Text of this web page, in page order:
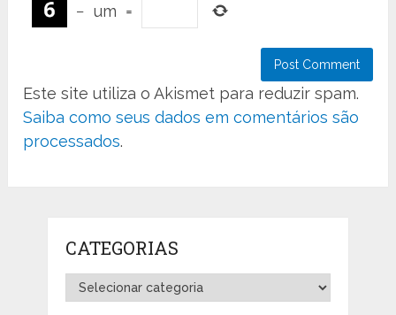
− um =
Este site utiliza o Akismet para reduzir spam.
Saiba como seus dados em comentários são
processados.
CATEGORIAS
Categorias